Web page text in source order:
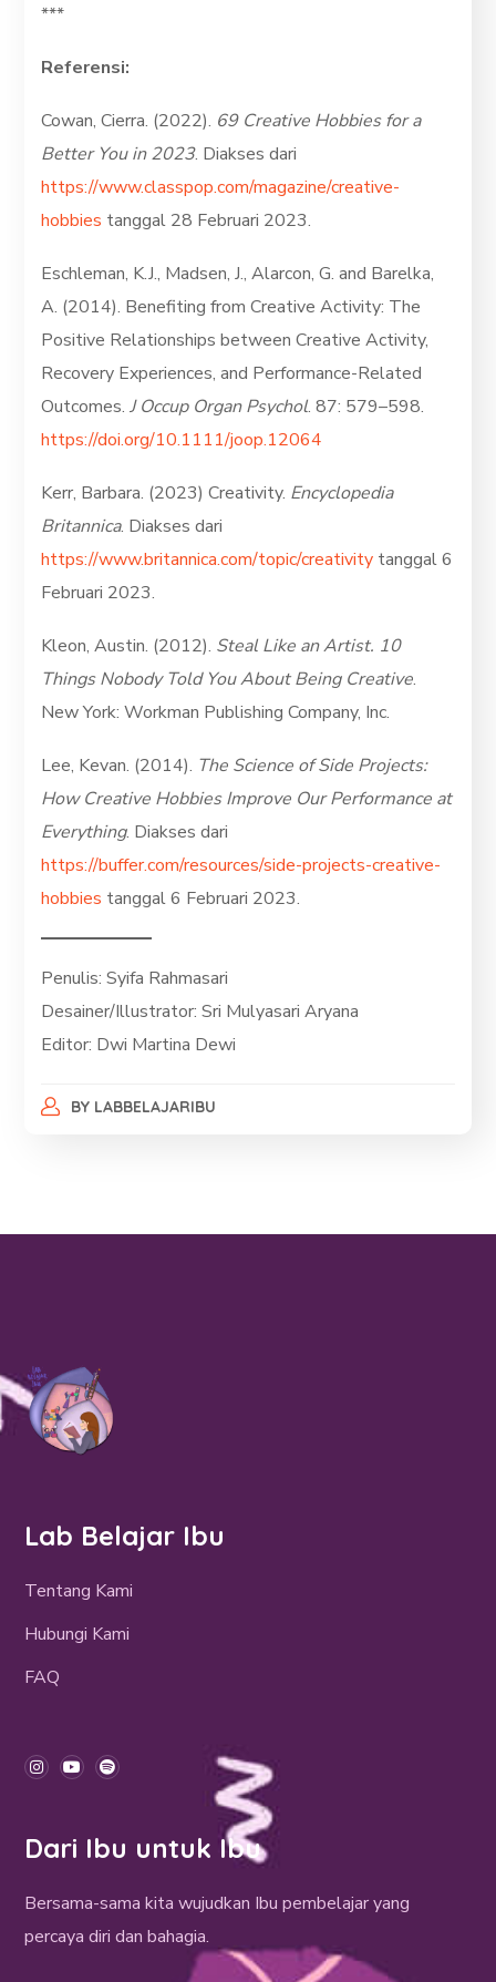
***
Referensi:
Cowan, Cierra. (2022). 69 Creative Hobbies for a
Better You in 2023. Diakses dari
https://www.classpop.com/magazine/creative-
hobbies tanggal 28 Februari 2023.
Eschleman, K.J., Madsen, J., Alarcon, G. and Barelka,
A. (2014). Benefiting from Creative Activity: The
Positive Relationships between Creative Activity,
Recovery Experiences, and Performance-Related
Outcomes.J Occup Organ Psychol. 87: 579–598.
https://doi.org/10.1111/joop.12064
Kerr, Barbara. (2023) Creativity. Encyclopedia
Britannica. Diakses dari
https://www.britannica.com/topic/creativity tanggal 6
Februari 2023.
Kleon, Austin. (2012). Steal Like an Artist. 10
Things Nobody Told You About Being Creative.
New York: Workman Publishing Company, Inc.
Lee, Kevan. (2014). The Science of Side Projects:
How Creative Hobbies Improve Our Performance at
Everything. Diakses dari
https://buffer.com/resources/side-projects-creative-
hobbies tanggal 6 Februari 2023.
Penulis: Syifa Rahmasari
Desainer/Illustrator: Sri Mulyasari Aryana
Editor: Dwi Martina Dewi
BY LABBELAJARIBU
Lab Belajar Ibu
Tentang Kami
Hubungi Kami
FAQ
Dari Ibu untuk Ibu
Bersama-sama kita wujudkan Ibu pembelajar yang
percaya diri dan bahagia.